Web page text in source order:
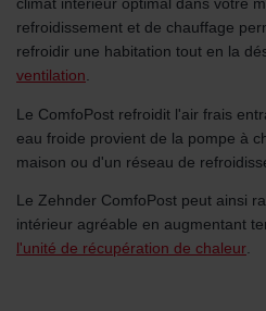
climat intérieur optimal dans votre
refroidissement et de chauffage
refroidir une habitation tout en la
ventilation.
Le ComfoPost refroidit l'air frais
eau froide provient de la pompe à
maison ou d'un réseau de
Le Zehnder ComfoPost peut ainsi
intérieur agréable en augmentant
l'unité de récupération de chaleur